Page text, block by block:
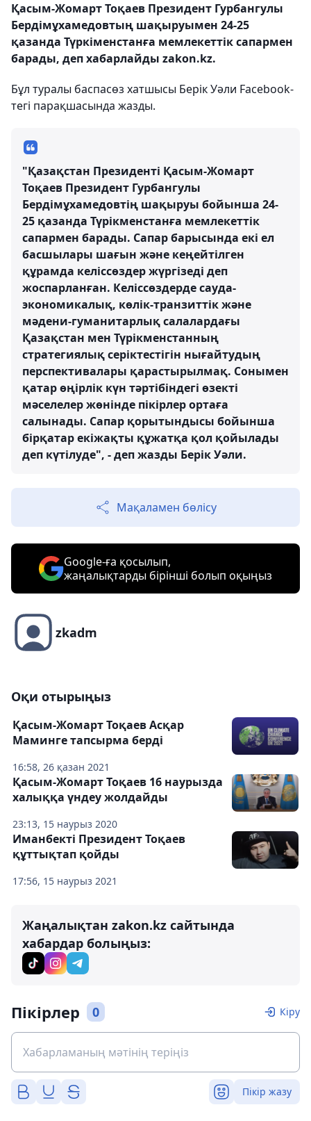
Қасым-Жомарт Тоқаев Президент Гурбангулы
Бердімұхамедовтың шақыруымен 24-25
қазанда Түркіменстанға мемлекеттік сапармен
барады, деп хабарлайды zakon.kz.
Бұл туралы баспасөз хатшысы Берік Уәли Facebook-
тегі парақшасында жазды.
"Қазақстан Президенті Қасым-Жомарт
Тоқаев Президент Гурбангулы
Бердімұхамедовтің шақыруы бойынша 24-
25 қазанда Түрікменстанға мемлекеттік
сапармен барады. Сапар барысында екі ел
басшылары шағын және кеңейтілген
құрамда келіссөздер жүргізеді деп
жоспарланған. Келіссөздерде сауда-
экономикалық, көлік-транзиттік және
мәдени-гуманитарлық салалардағы
Қазақстан мен Түрікменстанның
стратегиялық серіктестігін нығайтудың
перспективалары қарастырылмақ. Сонымен
қатар өңірлік күн тәртібіндегі өзекті
мәселелер жөнінде пікірлер ортаға
салынады. Сапар қорытындысы бойынша
бірқатар екіжақты құжатқа қол қойылады
деп күтілуде", - деп жазды Берік Уәли.
Мақаламен бөлісу
Google-ға қосылып,
жаңалықтарды бірінші болып оқыңыз
zkadm
Оқи отырыңыз
16:58, 26 қазан 2021
Қасым-Жомарт Тоқаев Асқар
Маминге тапсырма берді
23:13, 15 наурыз 2020
Қасым-Жомарт Тоқаев 16 наурызда
халыққа үндеу жолдайды
17:56, 15 наурыз 2021
Иманбекті Президент Тоқаев
құттықтап қойды
Жаңалықтан zakon.kz сайтында
хабардар болыңыз:
Пікірлер 0 Кіру
Пікір жазу